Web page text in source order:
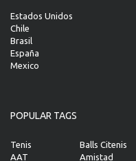
Estados Unidos
Chile
Brasil
España
Mexico
POPULAR TAGS
Tenis
AAT
Balls Citenis
Amistad